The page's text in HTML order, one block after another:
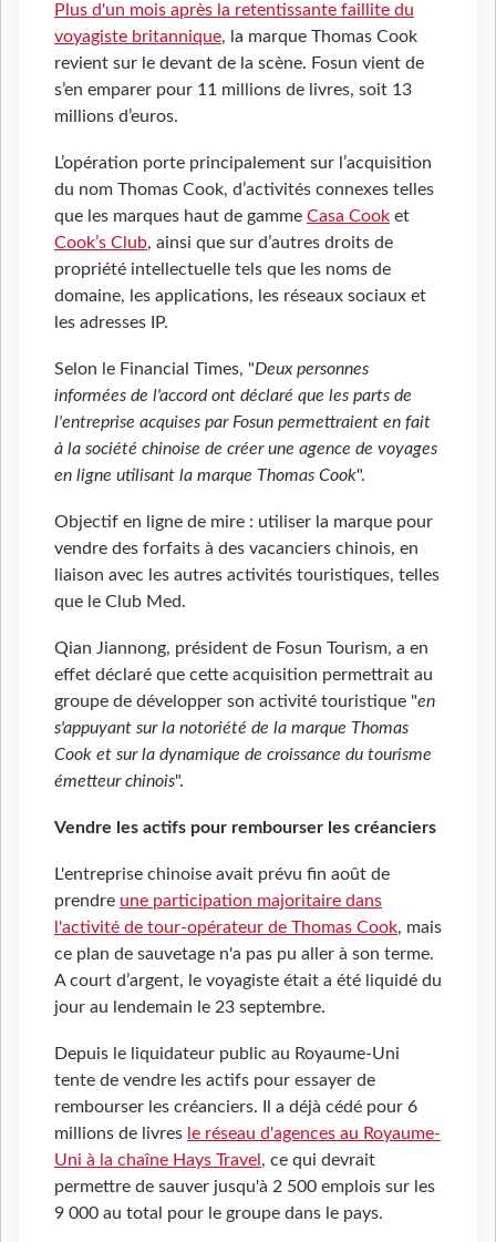
Plus d'un mois après la retentissante faillite du
voyagiste britannique, la marque Thomas Cook
revient sur le devant de la scène. Fosun vient de
s’en emparer pour 11 millions de livres, soit 13
millions d’euros.
L’opération porte principalement sur l’acquisition
du nom Thomas Cook, d’activités connexes telles
que les marques haut de gamme Casa Cook et
Cook’s Club, ainsi que sur d’autres droits de
propriété intellectuelle tels que les noms de
domaine, les applications, les réseaux sociaux et
les adresses IP.
Selon le Financial Times, "Deux personnes
informées de l'accord ont déclaré que les parts de
l'entreprise acquises par Fosun permettraient en fait
à la société chinoise de créer une agence de voyages
en ligne utilisant la marque Thomas Cook".
Objectif en ligne de mire : utiliser la marque pour
vendre des forfaits à des vacanciers chinois, en
liaison avec les autres activités touristiques, telles
que le Club Med.
Qian Jiannong, président de Fosun Tourism, a en
effet déclaré que cette acquisition permettrait au
groupe de développer son activité touristique "en
s'appuyant sur la notoriété de la marque Thomas
Cook et sur la dynamique de croissance du tourisme
émetteur chinois".
Vendre les actifs pour rembourser les créanciers
L'entreprise chinoise avait prévu fin août de
prendre une participation majoritaire dans
l'activité de tour-opérateur de Thomas Cook, mais
ce plan de sauvetage n'a pas pu aller à son terme.
A court d’argent, le voyagiste était a été liquidé du
jour au lendemain le 23 septembre.
Depuis le liquidateur public au Royaume-Uni
tente de vendre les actifs pour essayer de
rembourser les créanciers. Il a déjà cédé pour 6
millions de livres le réseau d'agences au Royaume-
Uni à la chaîne Hays Travel , ce qui devrait
permettre de sauver jusqu'à 2 500 emplois sur les
9 000 au total pour le groupe dans le pays.